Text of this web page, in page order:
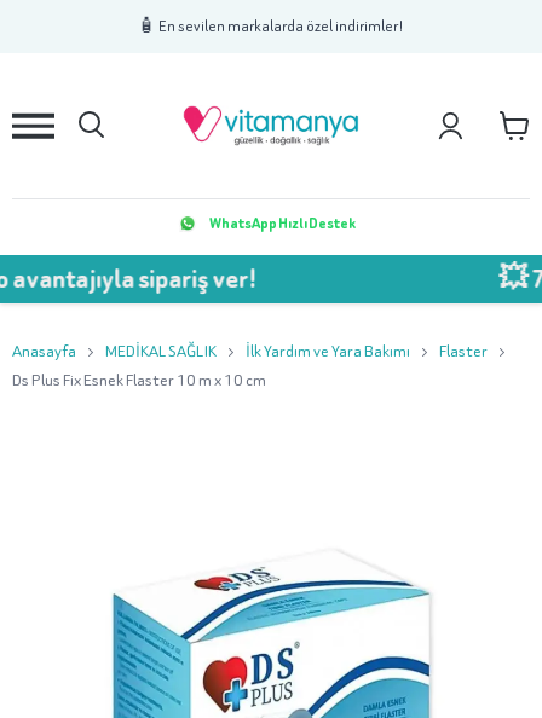
🧴 En sevilen markalarda özel indirimler!
2 3
WhatsApp Hızlı Destek
sipariş ver! 💥 750 TL
Anasayfa MEDİKAL SAĞLIK İlk Yardım ve Yara Bakımı
Flaster
Ds Plus Fix Esnek Flaster 10 m x 10 cm